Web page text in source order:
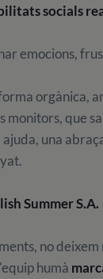
socials
emocions,
orgànica,
monitors, que
una
Summer S.A.
no deixem
humà